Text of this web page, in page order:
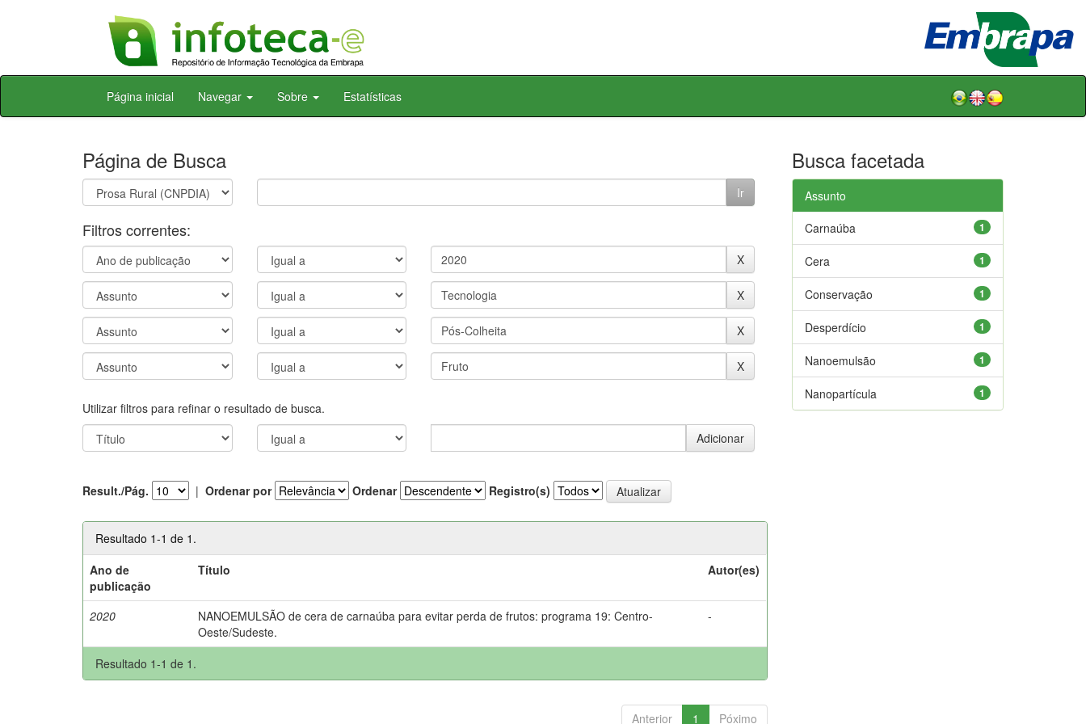
Skip
Página inicial Navegar Sobre Estatísticas
Página de Busca
Filtros correntes:
Utilizar filtros para refinar o resultado de busca.
Result./Pág. | Ordenar por Ordenar Registro(s)
Resultado 1-1 de 1.
Ano de
publicação
Título Autor(es)
2020
NANOEMULSÃO de cera de carnaúba para evitar perda de frutos: programa 19: Centro-
Oeste/Sudeste.
-
Resultado 1-1 de 1.
Anterior 1 Póximo
Busca facetada
Assunto
1
Carnaúba
1
Cera
1
Conservação
1
Desperdício
1
Nanoemulsão
1
Nanopartícula